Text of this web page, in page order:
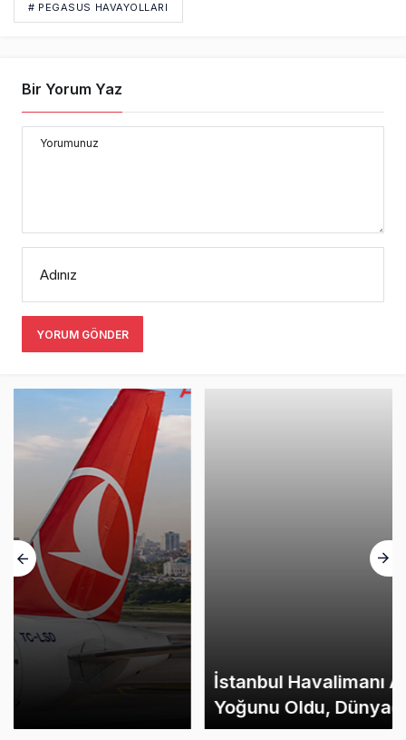
# PEGASUS HAVAYOLLARI
Bir Yorum Yaz
Yorumunuz
Adınız
YORUM GÖNDER
İstanbul Havalimanı Avrupa’nın En
Yoğunu Oldu, Dünyada 7’nciliğe Yükseldi